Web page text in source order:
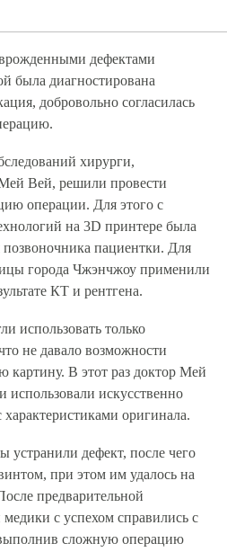
дефектами
была диагностирована
добровольно согласилась
хирурги,
Вей, решили провести
операции. Для этого с
на 3D принтере была
позвоночника пациентки. Для
города Чжэнчжоу применили
КТ и рентгена.
использовать только
не давало возможности
картину. В этот раз доктор Мей
использовали искусственно
оригинала.
устранили дефект, после чего
при этом им удалось на
предварительной
с успехом справились с
сложную операцию